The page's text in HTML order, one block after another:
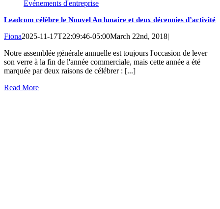
Événements d'entreprise
Leadcom célèbre le Nouvel An lunaire et deux décennies d’activité
Fiona2025-11-17T22:09:46-05:00March 22nd, 2018|
Notre assemblée générale annuelle est toujours l'occasion de lever
son verre à la fin de l'année commerciale, mais cette année a été
marquée par deux raisons de célébrer : [...]
Read More